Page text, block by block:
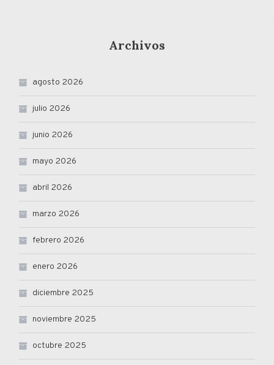
Archivos
agosto 2026
julio 2026
junio 2026
mayo 2026
abril 2026
marzo 2026
febrero 2026
enero 2026
diciembre 2025
noviembre 2025
octubre 2025